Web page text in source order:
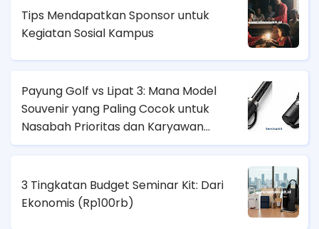
Tips Mendapatkan Sponsor untuk
Kegiatan Sosial Kampus
Payung Golf vs Lipat 3: Mana Model
Souvenir yang Paling Cocok untuk
Nasabah Prioritas dan Karyawan
Lapangan?
3 Tingkatan Budget Seminar Kit: Dari
Ekonomis (Rp100rb)